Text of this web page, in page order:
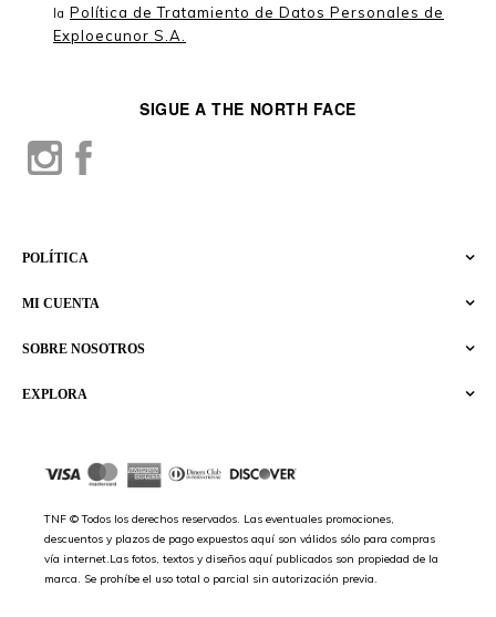
EXPLORA
SOBRE NOSOTROS
MI CUENTA
POLÍTICA
SIGUE A THE NORTH FACE
TNF © Todos los derechos reservados. Las eventuales promociones,
descuentos y plazos de pago expuestos aquí son válidos sólo para compras
vía internet.Las fotos, textos y diseños aquí publicados son propiedad de la
marca. Se prohíbe el uso total o parcial sin autorización previa.
la Política de Tratamiento de Datos Personales de
Exploecunor S.A.